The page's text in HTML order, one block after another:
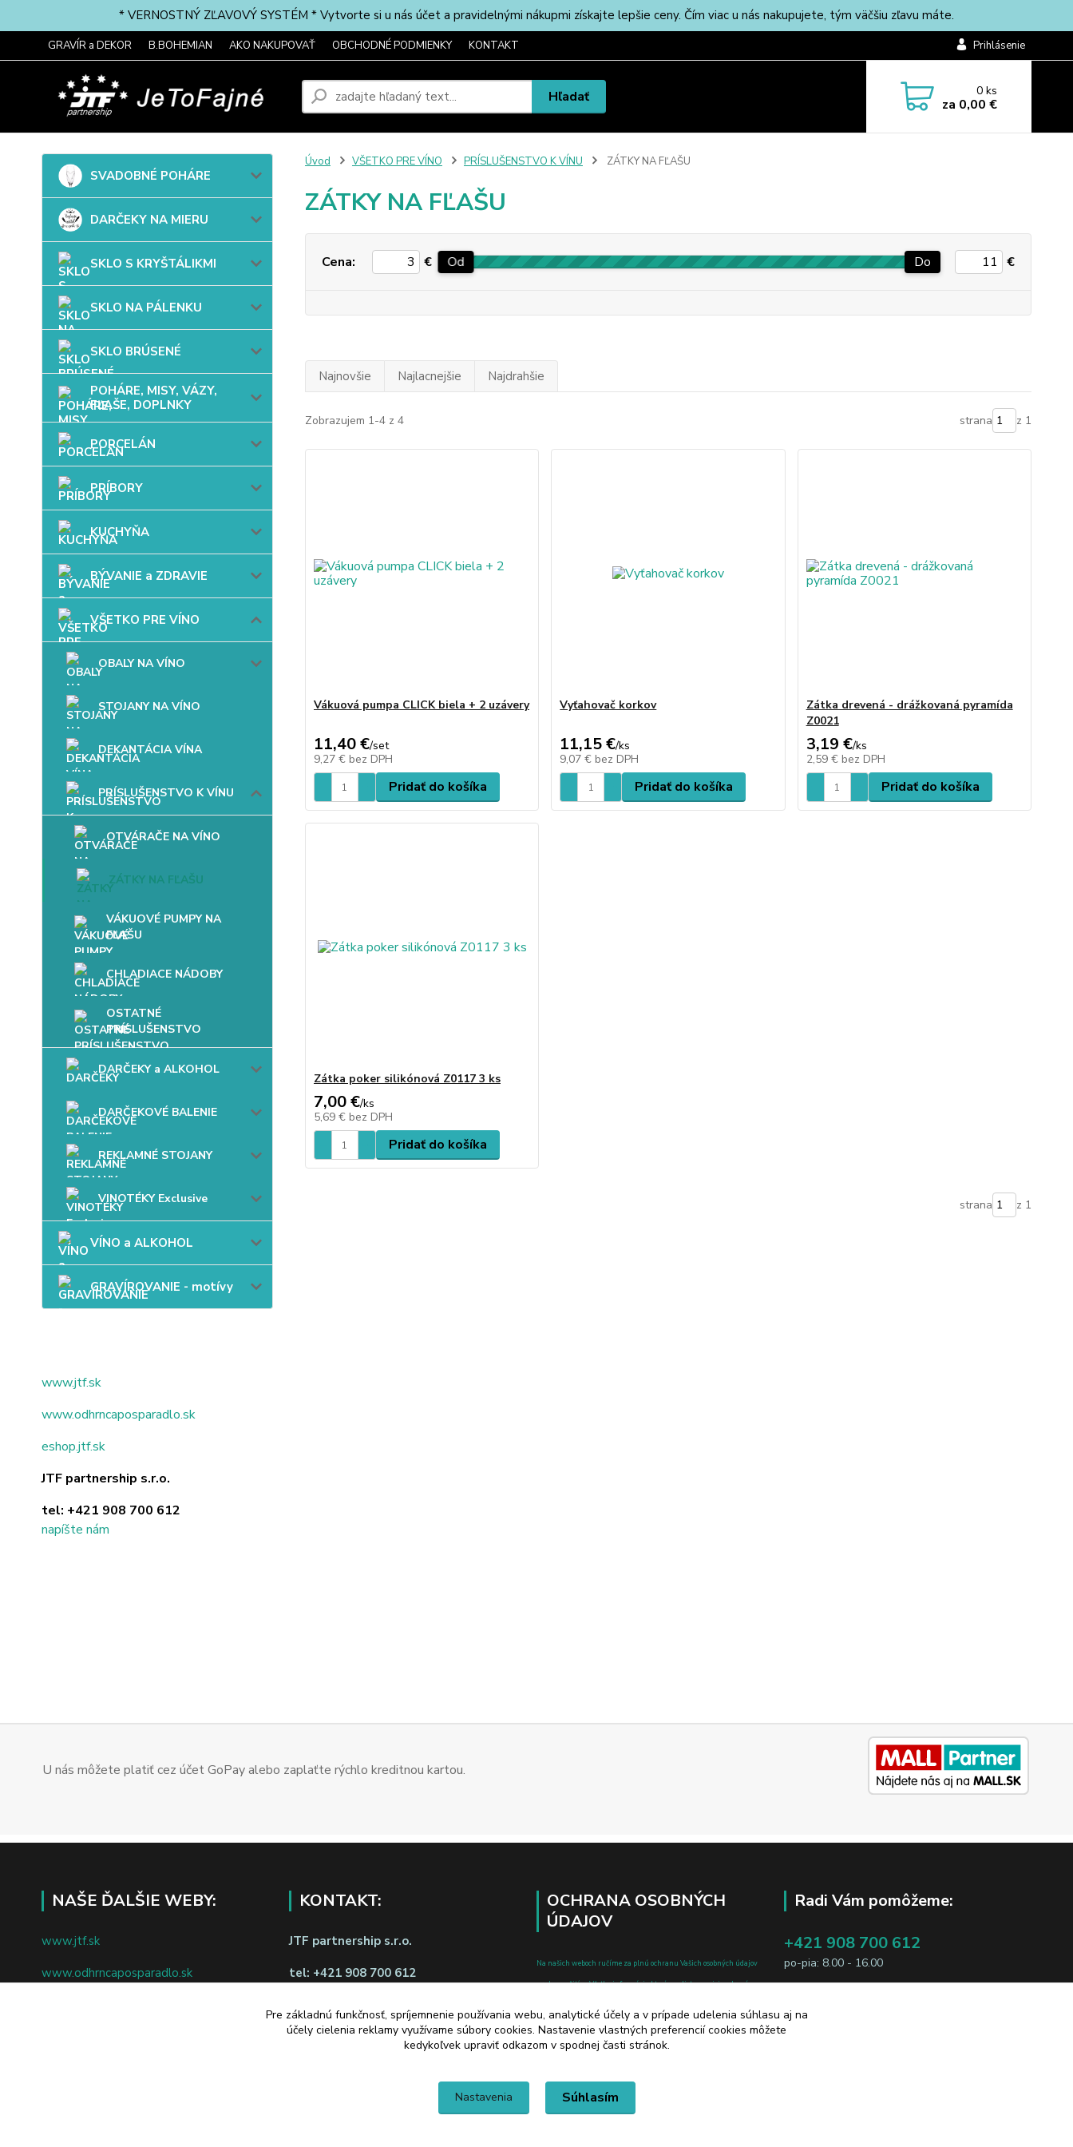
* VERNOSTNÝ ZĽAVOVÝ SYSTÉM * Vytvorte si u nás účet a pravidelnými nákupmi získajte lepšie ceny. Čím viac u nás nakupujete, tým väčšiu zľavu máte.
GRAVÍR a DEKOR B.BOHEMIAN AKO NAKUPOVAŤ OBCHODNÉ PODMIENKY KONTAKT Prihlásenie
Hľadať 0ks
za 0,00 €
SVADOBNÉ POHÁRE
DARČEKY NA MIERU
SKLO S KRYŠTÁLIKMI
SKLO NA PÁLENKU
SKLO BRÚSENÉ
POHÁRE, MISY, VÁZY,
FĽAŠE, DOPLNKY
PORCELÁN
PRÍBORY
KUCHYŇA
BÝVANIE a ZDRAVIE
VŠETKO PRE VÍNO
OBALY NA VÍNO
STOJANY NA VÍNO
DEKANTÁCIA VÍNA
PRÍSLUŠENSTVO K VÍNU
OTVÁRAČE NA VÍNO
ZÁTKY NA FĽAŠU
VÁKUOVÉ PUMPY NA
FĽAŠU
CHLADIACE NÁDOBY
OSTATNÉ
PRÍSLUŠENSTVO
DARČEKY a ALKOHOL
DARČEKOVÉ BALENIE
REKLAMNÉ STOJANY
VINOTÉKY Exclusive
VÍNO a ALKOHOL
GRAVÍROVANIE - motívy
www.jtf.sk
www.odhrncaposparadlo.sk
eshop.jtf.sk
JTF partnership s.r.o.
tel: +421 908 700 612
napíšte nám
Úvod VŠETKO PRE VÍNO PRÍSLUŠENSTVO K VÍNU ZÁTKY NA FĽAŠU
ZÁTKY NA FĽAŠU
Cena: € Od Do €
Najnovšie Najlacnejšie Najdrahšie
Zobrazujem 1-4 z 4 strana z 1
Vákuová pumpa CLICK biela + 2 uzávery
11,40 €/set
9,27 € bez DPH
Pridať do košíka
Vyťahovač korkov
11,15 €/ks
9,07 € bez DPH
Pridať do košíka
Zátka drevená - drážkovaná pyramída
Z0021
3,19 €/ks
2,59 € bez DPH
Pridať do košíka
Zátka poker silikónová Z0117 3 ks
7,00 €/ks
5,69 € bez DPH
Pridať do košíka
strana z 1
U nás môžete platiť cez účet GoPay alebo zaplaťte rýchlo kreditnou kartou.
NAŠE ĎALŠIE WEBY:
www.jtf.sk
www.odhrncaposparadlo.sk
KONTAKT:
JTF partnership s.r.o.
tel: +421 908 700 612
napíšte nám
Odstúpiť od zmluvy tu
OCHRANA OSOBNÝCH
ÚDAJOV
Na našich weboch ručíme za plnú ochranu Vašich osobných údajov
pred zneužitím. Všetky informácie, ktoré uvediete o svojej osobe, sú
a o zmene a doplnení niektorých zákonov.
Radi Vám pomôžeme:
+421 908 700 612
po-pia: 8.00 - 16.00
Pre základnú funkčnosť, spríjemnenie používania webu, analytické účely a v prípade udelenia súhlasu aj na
účely cielenia reklamy využívame súbory cookies. Nastavenie vlastných preferencií cookies môžete
kedykoľvek upraviť odkazom v spodnej časti stránok.
Nastavenia Súhlasím